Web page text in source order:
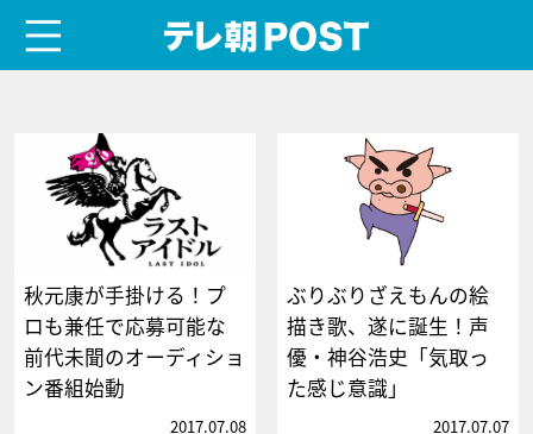
秋元康が手掛ける！プ
ロも兼任で応募可能な
前代未聞のオーディショ
ン番組始動
2017.07.08
ぶりぶりざえもんの絵
描き歌、遂に誕生！声
優・神谷浩史「気取っ
た感じ意識」
2017.07.07